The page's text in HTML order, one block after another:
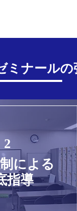
ミナールの
2
による
指導